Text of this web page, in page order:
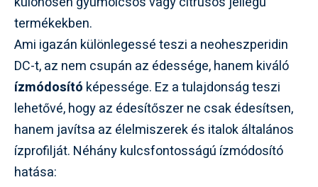
termékekben.
Ami igazán különlegessé teszi a neoheszperidin
DC-t, az nem csupán az édessége, hanem kiváló
ízmódosító képessége. Ez a tulajdonság teszi
lehetővé, hogy az édesítőszer ne csak édesítsen,
hanem javítsa az élelmiszerek és italok általános
ízprofilját. Néhány kulcsfontosságú ízmódosító
hatása: